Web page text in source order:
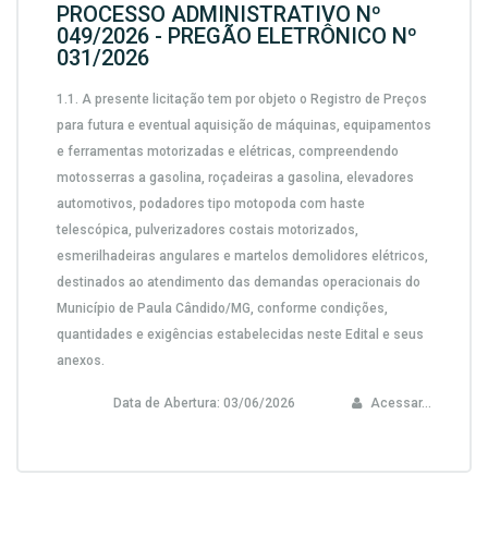
PROCESSO ADMINISTRATIVO Nº
049/2026 - PREGÃO ELETRÔNICO Nº
031/2026
1.1. A presente licitação tem por objeto o Registro de Preços
para futura e eventual aquisição de máquinas, equipamentos
e ferramentas motorizadas e elétricas, compreendendo
motosserras a gasolina, roçadeiras a gasolina, elevadores
automotivos, podadores tipo motopoda com haste
telescópica, pulverizadores costais motorizados,
esmerilhadeiras angulares e martelos demolidores elétricos,
destinados ao atendimento das demandas operacionais do
Município de Paula Cândido/MG, conforme condições,
quantidades e exigências estabelecidas neste Edital e seus
anexos.
Data de Abertura: 03/06/2026 Acessar...